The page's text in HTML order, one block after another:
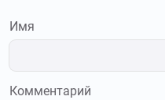
Имя
Комментарий